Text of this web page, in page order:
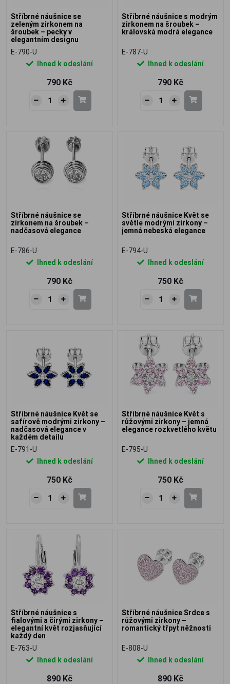
Stříbrné náušnice se
zeleným zirkonem na
šroubek – pecky v
elegantním designu
E-790-U
Ihned k odeslání
790 Kč
Stříbrné náušnice s modrým
zirkonem na šroubek –
královská modrá elegance
E-787-U
Ihned k odeslání
790 Kč
Stříbrné náušnice se
zirkonem na šroubek –
nadčasová elegance
E-786-U
Ihned k odeslání
790 Kč
Stříbrné náušnice Květ se
světle modrými zirkony –
jemná nebeská elegance
E-794-U
Ihned k odeslání
750 Kč
Stříbrné náušnice Květ se
safírově modrými zirkony –
nadčasová elegance v
každém detailu
E-791-U
Ihned k odeslání
750 Kč
Stříbrné náušnice Květ s
růžovými zirkony – jemná
elegance rozkvetlého květu
E-795-U
Ihned k odeslání
750 Kč
Stříbrné náušnice s
fialovými a čirými zirkony –
elegantní květ rozjasňující
každý den
E-763-U
Ihned k odeslání
890 Kč
Stříbrné náušnice Srdce s
růžovými zirkony –
romantický třpyt něžnosti
E-808-U
Ihned k odeslání
890 Kč